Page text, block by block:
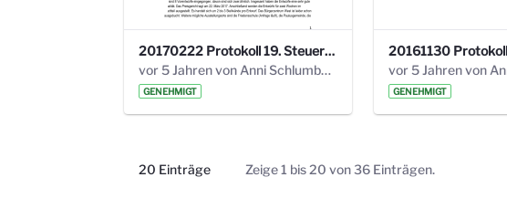
20170222 Protokoll 19. Steuerungskreis.pdf
vor 5 Jahren von Anni Schlumberger
GENEHMIGT GENEHMIGT
20 Einträge
Pro Seite Zeige 1 bis 20 von 36 Einträgen.